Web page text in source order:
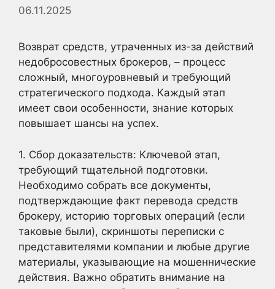
06.11.2025
Возврат средств, утраченных из-за действий
недобросовестных брокеров, – процесс
сложный, многоуровневый и требующий
стратегического подхода. Каждый этап
имеет свои особенности, знание которых
повышает шансы на успех.
1. Сбор доказательств: Ключевой этап,
требующий тщательной подготовки.
Необходимо собрать все документы,
подтверждающие факт перевода средств
брокеру, историю торговых операций (если
таковые были), скриншоты переписки с
представителями компании и любые другие
материалы, указывающие на мошеннические
действия. Важно обратить внимание на